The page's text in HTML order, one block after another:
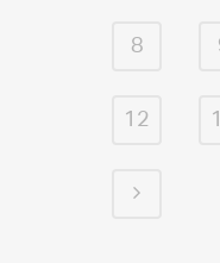
8
12